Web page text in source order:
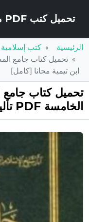
تحميل كتب PDF مجانا – كتب كو
الرئيسية
كتب إسلامية
ابن تيمية مجانا [كامل]
تحميل كتاب
الخامسة PDF تأليف ابن تيمية مجانا [كامل]